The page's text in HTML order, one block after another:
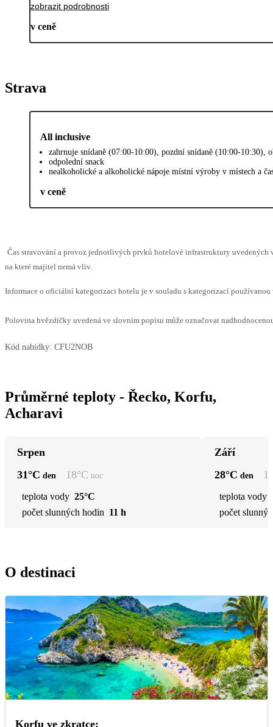
zobrazit podrobnosti
v ceně
Strava
All inclusive
zahrnuje snídaně (07:00-10:00), pozdní snídaně (10:00-
odpolední snack
nealkoholické a alkoholické nápoje místní výroby v místech a
v ceně
Čas stravování a provoz jednotlivých prvků hotelové infrastruktury uvedených
na které majitel nemá vliv.
Informace o oficiální kategorizaci hotelu je v souladu s kategorizací
Polovina hvězdičky uvedená ve slovním popisu může označovat
Kód nabídky: CFU2NOB
Průměrné teploty - Řecko, Korfu,
Acharavi
Srpen
31°C den 18°C noc
teplota vody 25°C
počet slunných hodin 11 h
Září
28°C den
teplota vody
počet
O destinaci
Korfu ve zkratce: